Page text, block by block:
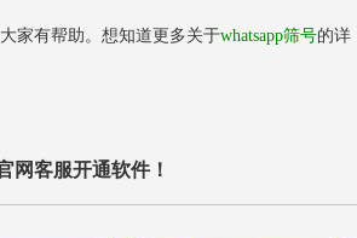
家有帮助。想知道更多关于whatsapp筛号的详
网客服开通软件！